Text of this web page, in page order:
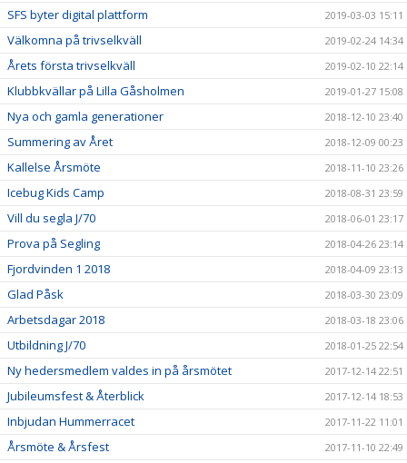
SFS byter digital plattform 2019-03-03 15:11
Välkomna på trivselkväll 2019-02-24 14:34
Årets första trivselkväll 2019-02-10 22:14
Klubbkvällar på Lilla Gåsholmen 2019-01-27 15:08
Nya och gamla generationer 2018-12-10 23:40
Summering av Året 2018-12-09 00:23
Kallelse Årsmöte 2018-11-10 23:26
Icebug Kids Camp 2018-08-31 23:59
Vill du segla J/70 2018-06-01 23:17
Prova på Segling 2018-04-26 23:14
Fjordvinden 1 2018 2018-04-09 23:13
Glad Påsk 2018-03-30 23:09
Arbetsdagar 2018 2018-03-18 23:06
Utbildning J/70 2018-01-25 22:54
Ny hedersmedlem valdes in på årsmötet 2017-12-14 22:51
Jubileumsfest & Återblick 2017-12-14 18:53
Inbjudan Hummerracet 2017-11-22 11:01
Årsmöte & Årsfest 2017-11-10 22:49